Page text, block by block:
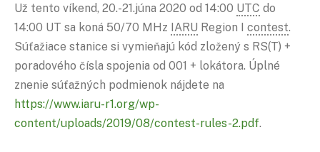
Už tento víkend, 20.-21.júna 2020 od 14:00 UTC do
14:00 UT sa koná 50/70 MHz IARU Region I contest.
Súťažiace stanice si vymieňajú kód zložený s RS(T) +
poradového čísla spojenia od 001 + lokátora. Úplné
znenie súťažných podmienok nájdete na
https://www.iaru-r1.org/wp-
content/uploads/2019/08/contest-rules-2.pdf.